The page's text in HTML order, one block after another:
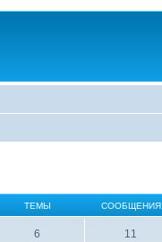
ТЕМЫ СООБЩЕНИЯ
6 11